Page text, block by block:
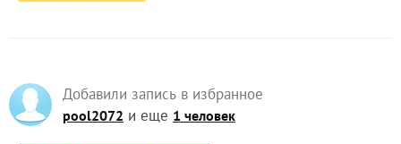
Добавили запись в избранное
pool2072 и еще 1 человек